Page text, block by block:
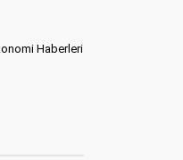
Haberleri